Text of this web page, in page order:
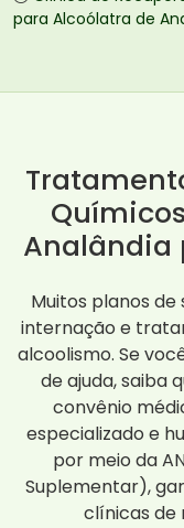
para Alcoólatra de
Analândia
Muitos planos
internação e
alcoolismo. Se
de ajuda, saiba
convênio
especializado e
por meio da
Suplementar),
clínicas de